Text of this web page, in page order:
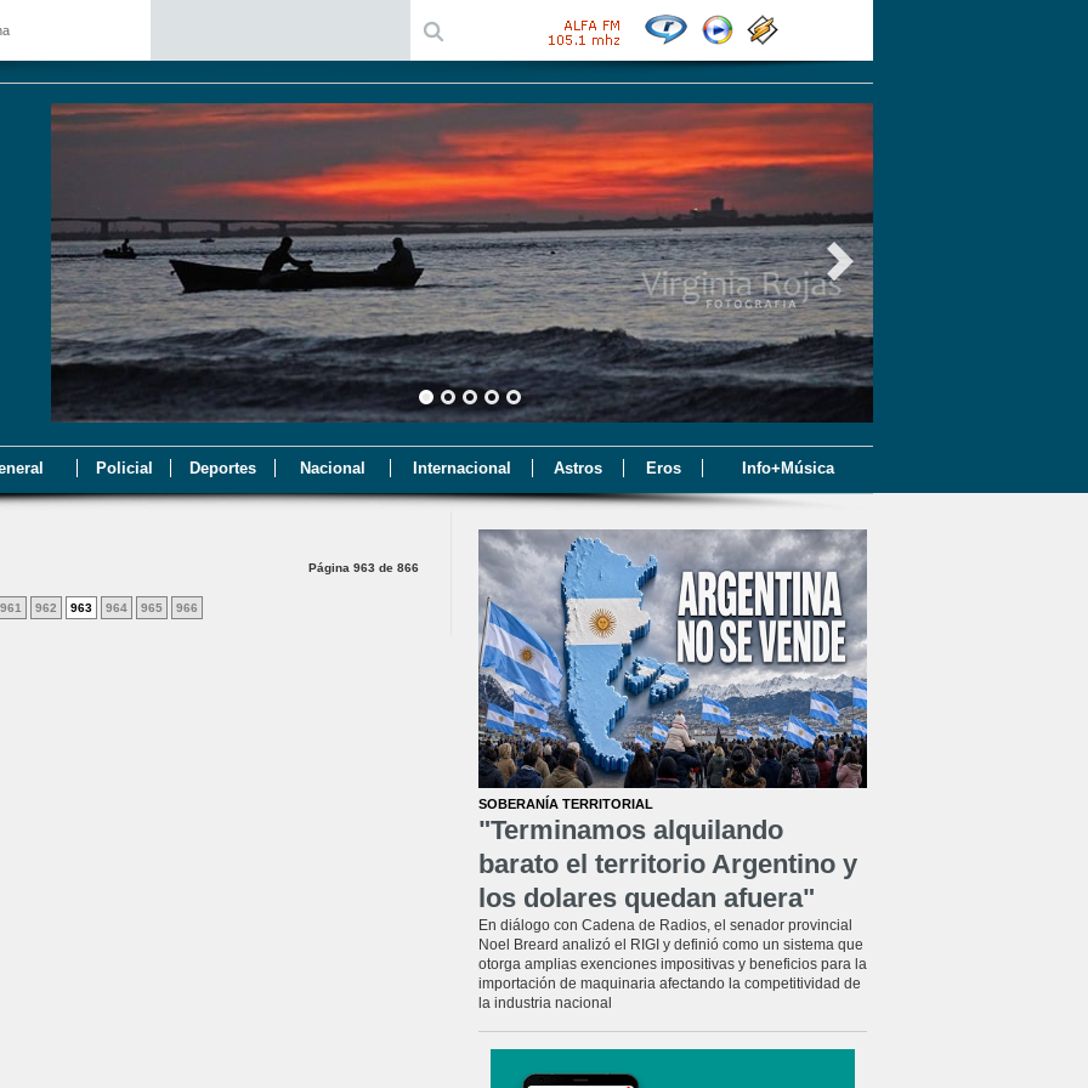
Policial Deportes Nacional Internacional Astros Eros Info+Música
Página 963 de 866
961 962 963 964 965 966
SOBERANÍA TERRITORIAL
"Terminamos alquilando
barato el territorio Argentino y
los dolares quedan afuera"
En diálogo con Cadena de Radios, el senador provincial
Noel Breard analizó el RIGI y definió como un sistema que
otorga amplias exenciones impositivas y beneficios para la
importación de maquinaria afectando la competitividad de
la industria nacional